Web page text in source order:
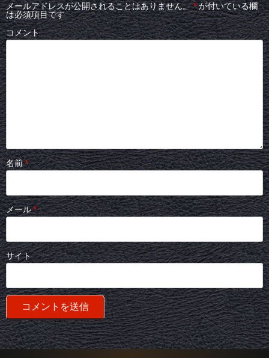
メールアドレスが公開されることはありません。 *が付いている欄
は必須項目です
コメント
名前*
メール*
サイト